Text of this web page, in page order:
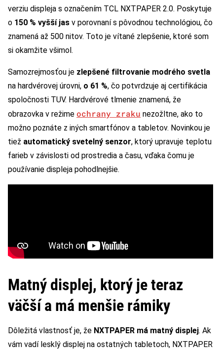
verziu displeja s označením TCL NXTPAPER 2.0. Poskytuje
o 150 % vyšší jas v porovnaní s pôvodnou technológiou, čo
znamená až 500 nitov. Toto je vítané zlepšenie, ktoré som
si okamžite všimol.
Samozrejmosťou je zlepšené filtrovanie modrého svetla
na hardvérovej úrovni, o 61 %, čo potvrdzuje aj certifikácia
spoločnosti TUV. Hardvérové tlmenie znamená, že
obrazovka v režime ochrany zraku nezožltne, ako to
možno poznáte z iných smartfónov a tabletov. Novinkou je
tiež automatický svetelný senzor, ktorý upravuje teplotu
farieb v závislosti od prostredia a času, vďaka čomu je
používanie displeja pohodlnejšie.
Matný displej, ktorý je teraz
väčší a má menšie rámiky
Dôležitá vlastnosť je, že NXTPAPER má matný displej. Ak
vám vadí lesklý displej na ostatných tabletoch, NXTPAPER